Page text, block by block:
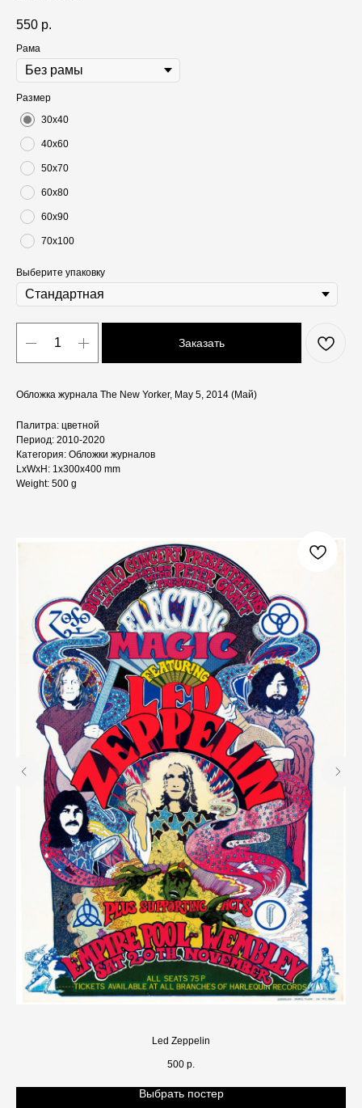
550 р.
Рама
Размер
30х40
40х60
50х70
60х80
60х90
70х100
Выберите упаковку
Заказать
Обложка журнала The New Yorker, May 5, 2014 (Май)
Палитра: цветной
Период: 2010-2020
Категория: Обложки журналов
LxWxH: 1x300x400 mm
Weight: 500 g
Led Zeppelin
500 р.
Выбрать постер